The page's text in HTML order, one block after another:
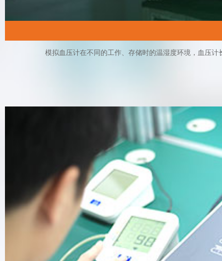
模拟血压计在不同的工作、存储时的温湿度环境，血压